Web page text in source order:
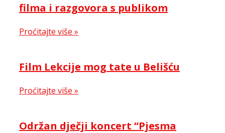
filma i razgovora s publikom
Proćitajte više »
Film Lekcije mog tate u Belišću
Proćitajte više »
Održan dječji koncert “Pjesma